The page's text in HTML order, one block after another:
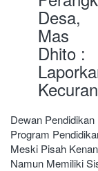
Desa,
Mas
Dhito :
Navigasi
pos
Dewan
Program
Meski Pisah
Namun Memiliki